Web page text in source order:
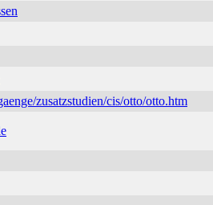
zusatzstudien/cis/otto/otto.htm